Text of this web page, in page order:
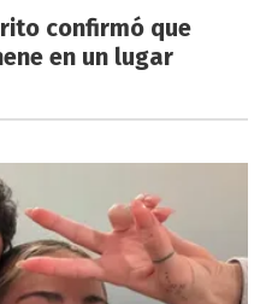
confirmó que
en un lugar